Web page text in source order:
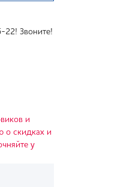
22! Звоните!
и
о скидках и
у